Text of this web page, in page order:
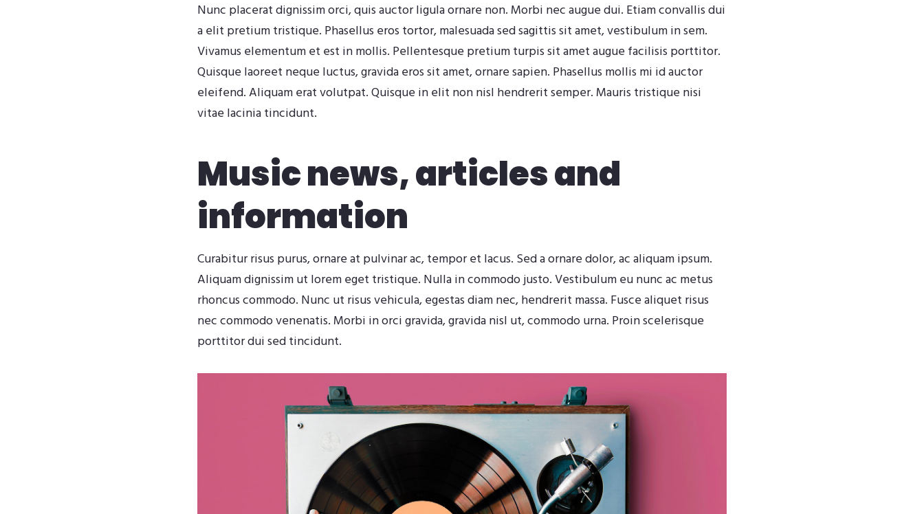
Nunc placerat dignissim orci, quis auctor ligula ornare non. Morbi nec augue dui. Etiam convallis dui
a elit pretium tristique. Phasellus eros tortor, malesuada sed sagittis sit amet, vestibulum in sem.
Vivamus elementum et est in mollis. Pellentesque pretium turpis sit amet augue facilisis porttitor.
Quisque laoreet neque luctus, gravida eros sit amet, ornare sapien. Phasellus mollis mi id auctor
eleifend. Aliquam erat volutpat. Quisque in elit non nisl hendrerit semper. Mauris tristique nisi
vitae lacinia tincidunt.
Music news, articles and
information
Curabitur risus purus, ornare at pulvinar ac, tempor et lacus. Sed a ornare dolor, ac aliquam ipsum.
Aliquam dignissim ut lorem eget tristique. Nulla in commodo justo. Vestibulum eu nunc ac metus
rhoncus commodo. Nunc ut risus vehicula, egestas diam nec, hendrerit massa. Fusce aliquet risus
nec commodo venenatis. Morbi in orci gravida, gravida nisl ut, commodo urna. Proin scelerisque
porttitor dui sed tincidunt.